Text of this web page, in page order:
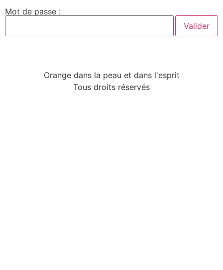
Mot de passe :
Orange dans la peau et dans l'esprit
Tous droits réservés